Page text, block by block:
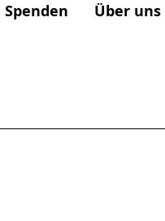
Spenden Über uns